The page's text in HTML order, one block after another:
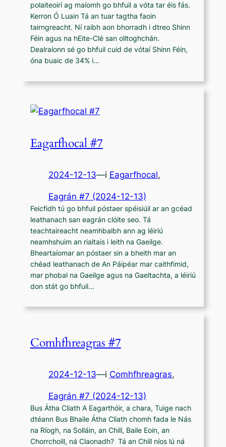
polaiteoirí ag maíomh go bhfuil a vóta tar éis fás.
Kerron Ó Luain Tá an tuar tagtha faoin
tairngreacht. Ní raibh aon bhorradh i dtreo Shinn
Féin agus na hEite-Clé san olltoghchán.
Dealraíonn sé go bhfuil cuid de vótaí Shinn Féin,
óna buaic de 34% i…
Eagarfhocal #7
2024-12-13—i Eagarfhocal,
Eagrán #7 (2024-12-13)
Feicfidh tú go bhfuil póstaer spéisiúil ar an gcéad
leathanach san eagrán clóite seo. Tá
teachtaireacht neamhbalbh ann ag léiriú
neamhshuim an rialtais i leith na Gaeilge.
Bheartaíomar an póstaer sin a bheith mar an
chéad leathanach de An Páipéar mar caithfimid,
mar phobal na Gaeilge agus na Gaeltachta, a léiriú
don stát go bhfuil…
Comhfhreagras #7
2024-12-13—i Comhfhreagras,
Eagrán #7 (2024-12-13)
Bus Átha Cliath A Eagarthóir, a chara, Tuige nach
dtéann Bus Bhaile Átha Cliath chomh fada le Nás
na Ríogh, na Solláin, an Chill, Baile Eoin, an
Chorrchoill, ná Claonadh? Tá an Chill níos lú ná